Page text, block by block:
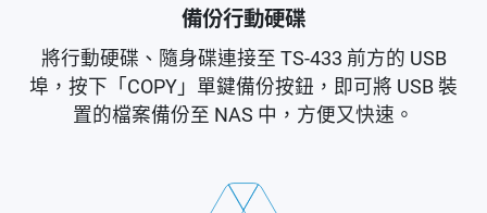
備份行動硬碟
將行動硬碟、隨身碟連接至 TS-433 前方的 USB
埠，按下「COPY」單鍵備份按鈕，即可將 USB 裝
置的檔案備份至 NAS 中，方便又快速。